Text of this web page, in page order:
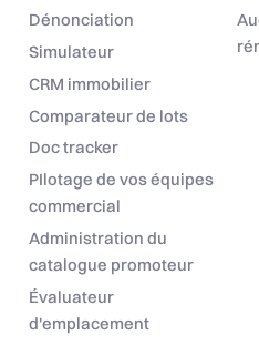
Dénonciation
Simulateur
CRM immobilier
Comparateur de lots
Doc tracker
PIlotage de vos équipes
commercial
Administration du
catalogue promoteur
Évaluateur
d'emplacement